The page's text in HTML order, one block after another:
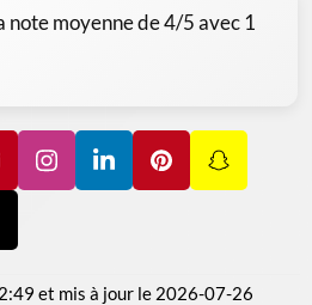
note moyenne de4/5 avec 1
et mis à jour le 2026-07-26